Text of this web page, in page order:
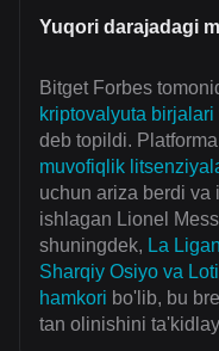
Yuqori darajadagi
Bitget Forbes
kriptovalyuta
deb topildi.
muvofiqlik
uchun ariza berdi va
ishlagan Lionel
shuningdek, La
Sharqiy Osiyo va
hamkori bo'lib, bu
tan olinishini